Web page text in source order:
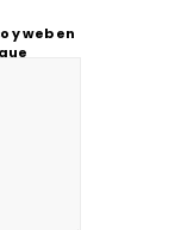
y web en